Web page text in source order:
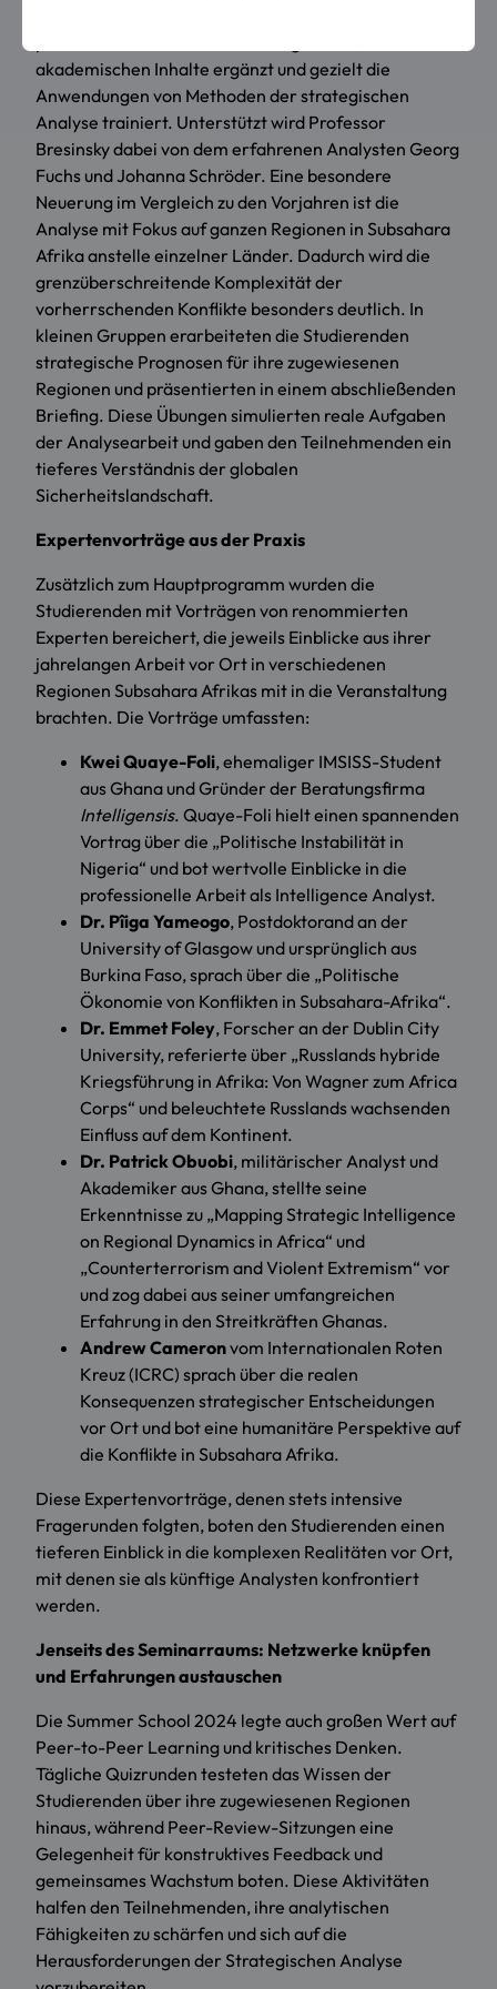
akademischen Inhalte ergänzt und gezielt die
Anwendungen von Methoden der strategischen
Analyse trainiert. Unterstützt wird Professor
Bresinsky dabei von dem erfahrenen Analysten Georg
Fuchs und Johanna Schröder. Eine besondere
Neuerung im Vergleich zu den Vorjahren ist die
Analyse mit Fokus auf ganzen Regionen in Subsahara
Afrika anstelle einzelner Länder. Dadurch wird die
grenzüberschreitende Komplexität der
vorherrschenden Konflikte besonders deutlich. In
kleinen Gruppen erarbeiteten die Studierenden
strategische Prognosen für ihre zugewiesenen
Regionen und präsentierten in einem abschließenden
Briefing. Diese Übungen simulierten reale Aufgaben
der Analysearbeit und gaben den Teilnehmenden ein
tieferes Verständnis der globalen
Sicherheitslandschaft.
Expertenvorträge aus der Praxis
Zusätzlich zum Hauptprogramm wurden die
Studierenden mit Vorträgen von renommierten
Experten bereichert, die jeweils Einblicke aus ihrer
jahrelangen Arbeit vor Ort in verschiedenen
Regionen Subsahara Afrikas mit in die Veranstaltung
brachten. Die Vorträge umfassten:
Kwei Quaye-Foli, ehemaliger IMSISS-Student
aus Ghana und Gründer der Beratungsfirma
Intelligensis. Quaye-Foli hielt einen spannenden
Vortrag über die „Politische Instabilität in
Nigeria“ und bot wertvolle Einblicke in die
professionelle Arbeit als Intelligence Analyst.
Dr. Pîiga Yameogo, Postdoktorand an der
University of Glasgow und ursprünglich aus
Burkina Faso, sprach über die „Politische
Ökonomie von Konflikten in Subsahara-Afrika“.
Dr. Emmet Foley, Forscher an der Dublin City
University, referierte über „Russlands hybride
Kriegsführung in Afrika: Von Wagner zum Africa
Corps“ und beleuchtete Russlands wachsenden
Einfluss auf dem Kontinent.
Dr. Patrick Obuobi, militärischer Analyst und
Akademiker aus Ghana, stellte seine
Erkenntnisse zu „Mapping Strategic Intelligence
on Regional Dynamics in Africa“ und
„Counterterrorism and Violent Extremism“ vor
und zog dabei aus seiner umfangreichen
Erfahrung in den Streitkräften Ghanas.
Andrew Cameronvom Internationalen Roten
Kreuz (ICRC) sprach über die realen
Konsequenzen strategischer Entscheidungen
vor Ort und bot eine humanitäre Perspektive auf
die Konflikte in Subsahara Afrika.
Diese Expertenvorträge, denen stets intensive
Fragerunden folgten, boten den Studierenden einen
tieferen Einblick in die komplexen Realitäten vor Ort,
mit denen sie als künftige Analysten konfrontiert
werden.
Jenseits des Seminarraums: Netzwerke knüpfen
und Erfahrungen austauschen
Die Summer School 2024 legte auch großen Wert auf
Peer-to-Peer Learning und kritisches Denken.
Tägliche Quizrunden testeten das Wissen der
Studierenden über ihre zugewiesenen Regionen
hinaus, während Peer-Review-Sitzungen eine
Gelegenheit für konstruktives Feedback und
gemeinsames Wachstum boten. Diese Aktivitäten
halfen den Teilnehmenden, ihre analytischen
Fähigkeiten zu schärfen und sich auf die
Herausforderungen der Strategischen Analyse